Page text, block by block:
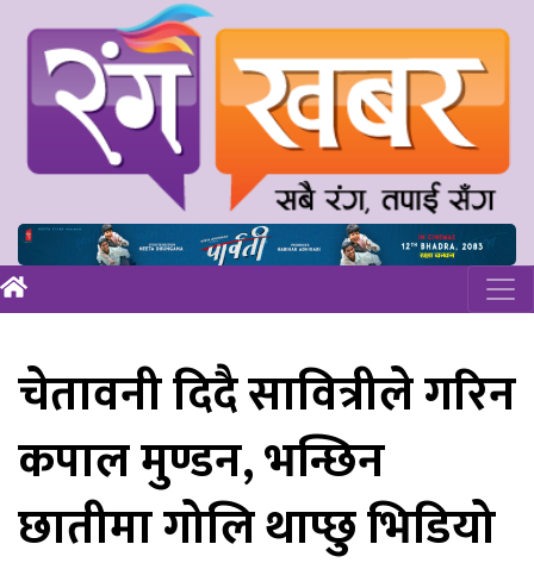
चेतावनी दिदै सावित्रीले गरिन
कपाल मुण्डन, भन्छिन
छातीमा गोलि थाप्छु भिडियो